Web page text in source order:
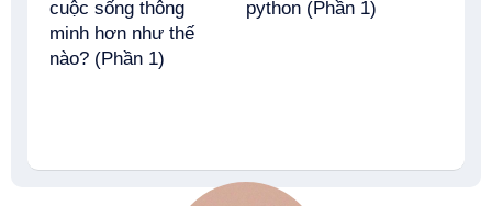
cuộc sống thông
minh hơn như thế
nào? (Phần 1)
python (Phần 1)